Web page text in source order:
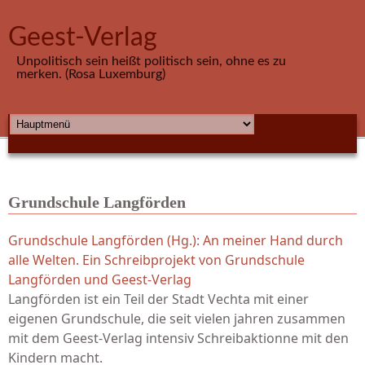
Geest-Verlag
Unpolitisch sein heißt politisch sein, ohne es zu
merken. (Rosa Luxemburg)
HAUPTMENÜ
Grundschule Langförden
Grundschule Langförden (Hg.): An meiner Hand durch
alle Welten. Ein Schreibprojekt von Grundschule
Langförden und Geest-Verlag
Langförden ist ein Teil der Stadt Vechta mit einer
eigenen Grundschule, die seit vielen jahren zusammen
mit dem Geest-Verlag intensiv Schreibaktionne mit den
Kindern macht.